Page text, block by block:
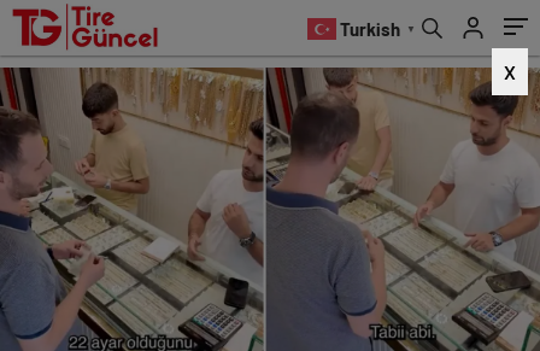
Turkish ▼
X
Alışveriş Keyfinde!